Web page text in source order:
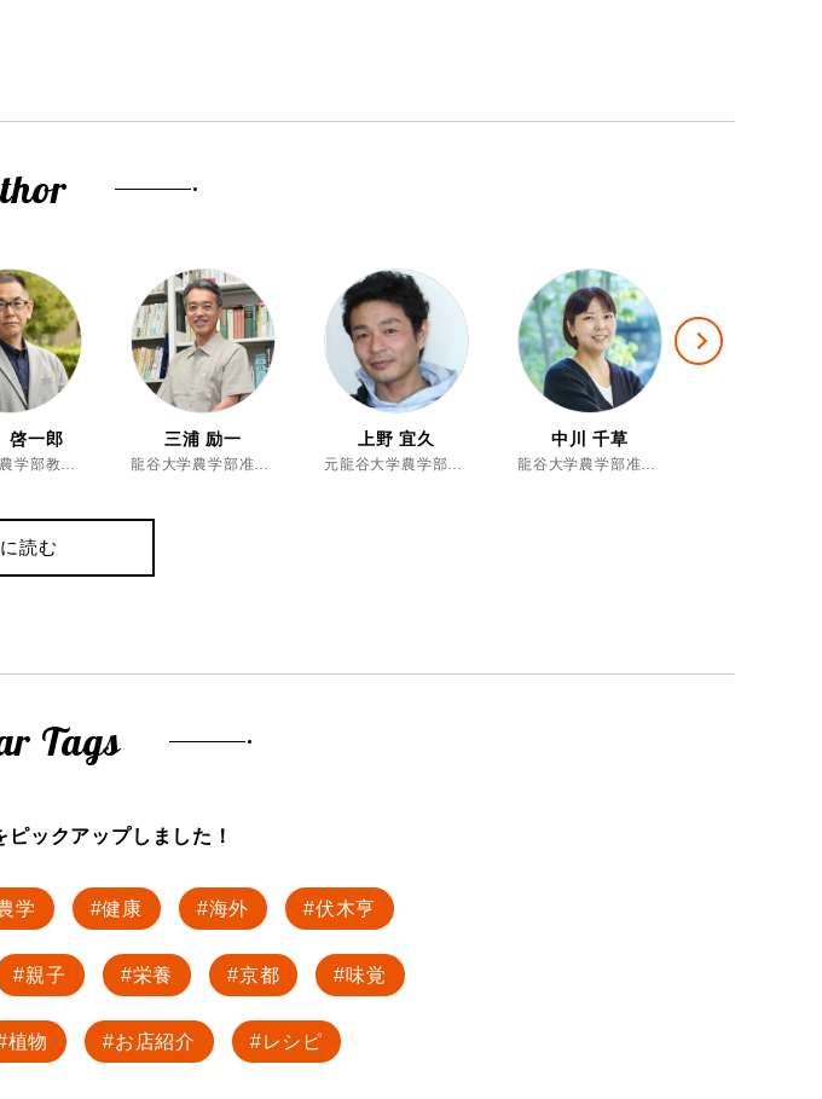
一郎
龍谷大学農学部教授、博士（農学）
三浦 励一
龍谷大学農学部准教授、博士（農学）
上野 宜久
元龍谷大学農学部実験実習助手Ⅰ、博士（農学）
中川 千草
龍谷大学農学部准教授
Next
読む
Tags
ピックアップしました！
学 健康 海外 伏木亨
親子 栄養 京都 味覚
植物 お店紹介 レシピ